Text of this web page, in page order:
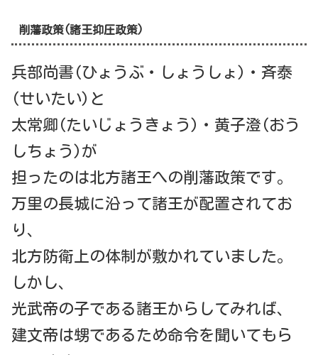
削藩政策(諸王抑圧政策)
兵部尚書(ひょうぶ・しょうしょ)・斉泰
(せいたい)と
太常卿(たいじょうきょう)・黄子澄(おう
しちょう)が
担ったのは北方諸王への削藩政策です。
万里の長城に沿って諸王が配置されてお
り、
北方防衛上の体制が敷かれていました。
しかし、
光武帝の子である諸王からしてみれば、
建文帝は甥であるため命令を聞いてもら